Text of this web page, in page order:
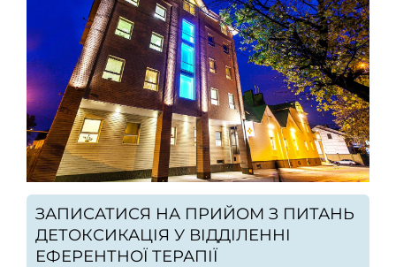
ЗАПИСАТИСЯ НА ПРИЙОМ З ПИТАНЬ
ДЕТОКСИКАЦІЯ У ВІДДІЛЕННІ
ЕФЕРЕНТНОЇ ТЕРАПІЇ